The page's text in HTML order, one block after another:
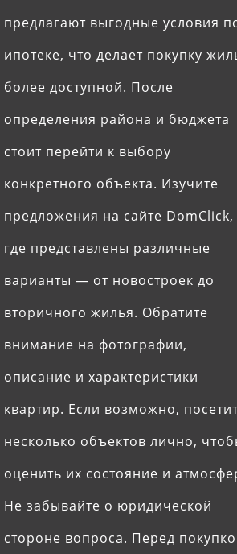
предлагают выгодные условия
ипотеке, что делает покупку
более доступной. После
определения района и бюджета
стоит перейти к выбору
конкретного объекта. Изучите
предложения на сайте DomClick,
где представлены различные
варианты — от новостроек до
вторичного жилья. Обратите
внимание на фотографии,
описание и характеристики
квартир. Если возможно,
несколько объектов лично,
оценить их состояние и
Не забывайте о юридической
стороне вопроса. Перед